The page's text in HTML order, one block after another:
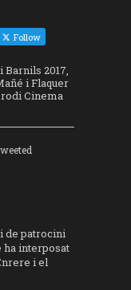
Follow
2017,
i Flaquer
Cinema
de patrocini
ha interposat
i el